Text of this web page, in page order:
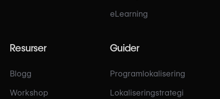
eLearning
Resurser
Blogg
Workshop
Guider
Programlokalisering
Lokaliseringstrategi